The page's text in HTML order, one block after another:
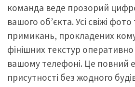
команда веде прозорий
вашого об’єкта. Усі свіжі фото
примикань, прокладених
фінішних текстур
вашому телефоні. Це повний
присутності без жодного